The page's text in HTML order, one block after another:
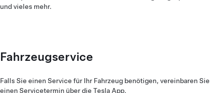
und vieles mehr.
Fahrzeugservice
Falls Sie einen Service für Ihr Fahrzeug benötigen, vereinbaren Sie
einen Servicetermin über die Tesla App.